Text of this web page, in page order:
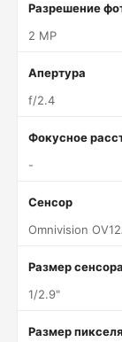
Разрешение
2 MP
Апертура
f/2.4
Фокусное
-
Сенсор
Omnivision
Размер сенсора
1/2.9"
Размер пикселя